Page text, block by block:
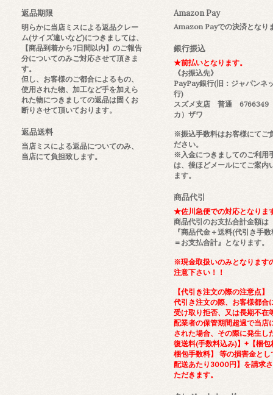
返品期限
明らかに当店ミスによる返品クレー
ム(サイズ違いなど)につきましては、
【商品到着から7日間以内】のご報告
分についてのみご対応させて頂きま
す。
但し、お客様のご都合によるもの、
使用された物、加工など手を加えら
れた物につきましての返品は固くお
断りさせて頂いております。
返品送料
当店ミスによる返品についてのみ、
当店にて負担致します。
Amazon Pay
Amazon Payでの決済となり
銀行振込
★前払いとなります。
《お振込先》
PayPay銀行(旧：ジャパンネ
行)
スズメ支店 普通 6766349
カ）ザワ
※振込手数料はお客様にてご
ださい。
※入金につきましてのご利用
は、後ほどメールにてご案内
ます。
商品代引
★佐川急便での対応となりま
商品代引のお支払合計金額は
『商品代金＋送料(代引き手
＝お支払合計』となります。
※現金取扱いのみとなります
注意下さい！！
【代引き注文の際の注意点】
代引き注文の際、お客様都合
受け取り拒否、又は長期不在
配業者の保管期間超過で当店
された場合、その際に発生し
復送料(手数料込み)】+【梱包
梱包手数料】 等の損害金とし
配送あたり3000円】を請求
ただきます。